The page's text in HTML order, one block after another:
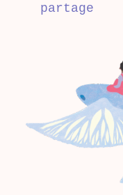
partage